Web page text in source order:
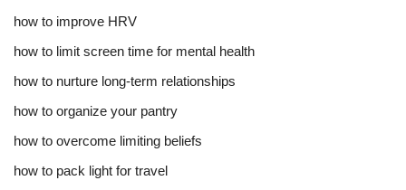
how to improve HRV
how to limit screen time for mental health
how to nurture long-term relationships
how to organize your pantry
how to overcome limiting beliefs
how to pack light for travel